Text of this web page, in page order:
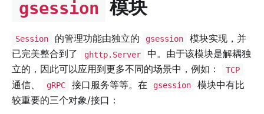
gsession 模块
Session 的管理功能由独立的 gsession
模块实现，并
已完美整合到了
ghttp.Server
中。由于该模块是解耦独
立的，因此可以应用到更多不同的场景中，例如：
TCP
通信、 gRPC 接口服务等等。在 gsession
模块中有比
较重要的三个对象/接口：